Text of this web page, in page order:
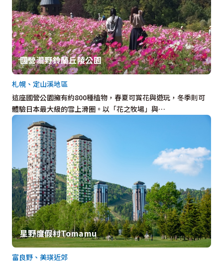
國營瀧野鈴蘭丘陵公園
這座國營公園擁有約800種植物，春夏可賞花與遊玩，冬季則可
體驗日本最大級的雪上滑圈。以「花之牧場」與…
札幌、定山溪地區
星野度假村Tomamu
富良野、美瑛近郊